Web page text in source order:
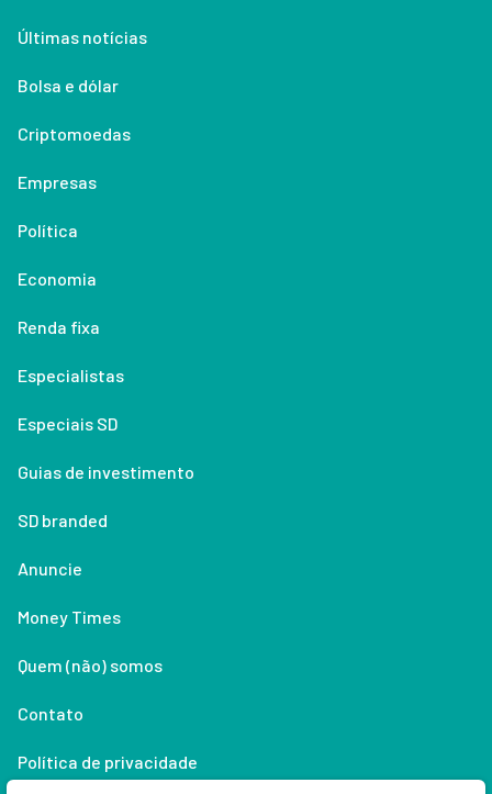
Últimas notícias
Bolsa e dólar
Criptomoedas
Empresas
Política
Economia
Renda fixa
Especialistas
Especiais SD
Guias de investimento
SD branded
Anuncie
Money Times
Quem (não) somos
Contato
Política de privacidade